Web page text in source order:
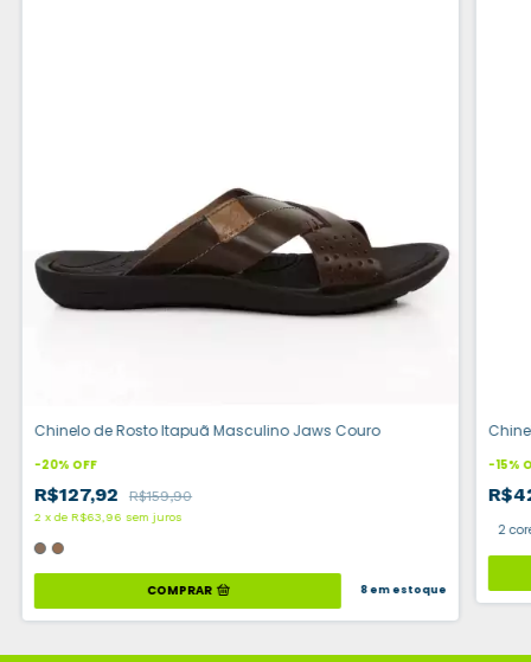
Chinelo de Rosto Itapuã Masculino Jaws Couro
-20% OFF
R$127,92 R$159,90
2 xde R$63,96 sem juros
COMPRAR 8em estoque
-15%
2